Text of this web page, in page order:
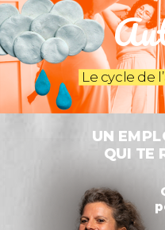
Le cycle de
UN
QUI TE